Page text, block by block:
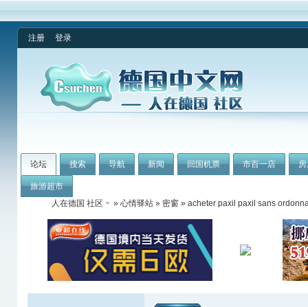
注册 登录
论坛 搜索 导航 新闻 回国机票 市百一店
旅游超市
人在德国 社区
» 心情驿站 » 密窗 » acheter paxil paxil sans